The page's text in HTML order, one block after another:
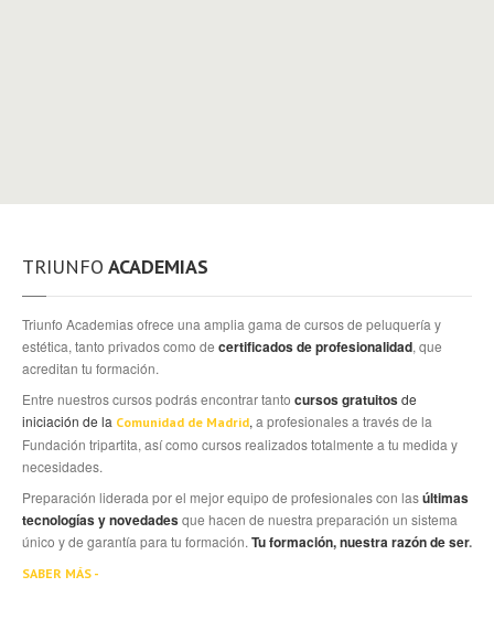
CONTACTO
TRIUNFO ACADEMIAS
Triunfo Academias ofrece una amplia gama de cursos de peluquería y
estética, tanto privados como de certificados de profesionalidad, que
acreditan tu formación.
Entre nuestros cursos podrás encontrar tanto cursos gratuitosde
iniciación de la Comunidad de Madrid, a profesionales a través de la
Fundación tripartita, así como cursos realizados totalmente a tu medida y
necesidades.
Preparación liderada por el mejor equipo de profesionales con lasúltimas
tecnologías y novedadesque hacen de nuestra preparación un sistema
único y de garantía para tu formación. Tu formación, nuestra razón de ser.
SABER MÁS -